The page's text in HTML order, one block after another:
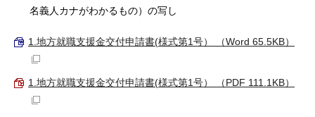
名義人カナがわかるもの）の写し
1.地方就職支援金交付申請書(様式第1号） （Word 65.5KB）
1.地方就職支援金交付申請書(様式第1号） （PDF 111.1KB）